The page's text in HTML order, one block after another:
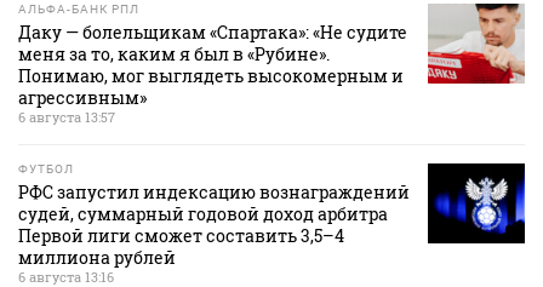
АЛЬФА-БАНК РПЛ
Даку — болельщикам «Спартака»: «Не судите
меня за то, каким я был в «Рубине».
Понимаю, мог выглядеть высокомерным и
агрессивным»
6 августа 13:57
ФУТБОЛ
РФС запустил индексацию вознаграждений
судей, суммарный годовой доход арбитра
Первой лиги сможет составить 3,5–4
миллиона рублей
6 августа 13:16